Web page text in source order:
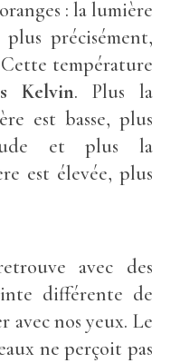
: la lumière
précisément,
température
Kelvin. Plus la
est basse, plus
et plus la
est élevée, plus
avec des
différente de
avec nos yeux. Le
ne perçoit pas